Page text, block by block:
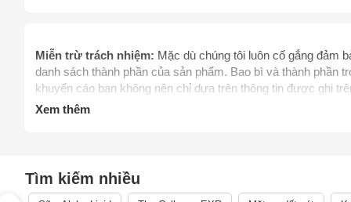
Miễn trừ trách nhiệm: Mặc dù chúng tôi luôn cố gắng đảm
danh sách thành phần của sản phẩm. Bao bì và thành
khuyến cáo bạn không nên chỉ dựa trên thông tin được ghi
khi dùng sản phẩm. Để biết thêm thông tin, vui lòng liên hệ
điều trị, chữa trị, hay phòng ngừa bệnh tật cùng các vấn đề
phẩm.
Xem thêm
Tìm kiếm nhiều